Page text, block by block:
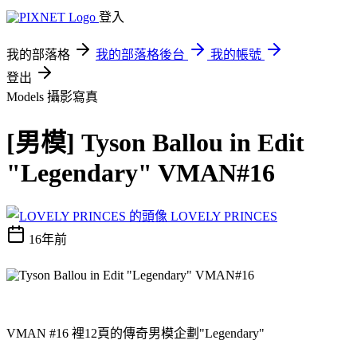
登入
我的部落格 我的部落格後台
我的帳號
登出
Models 攝影寫真
[男模] Tyson Ballou in Edit
"Legendary" VMAN#16
LOVELY PRINCES
16年前
VMAN #16 裡12頁的傳奇男模企劃"Legendary"